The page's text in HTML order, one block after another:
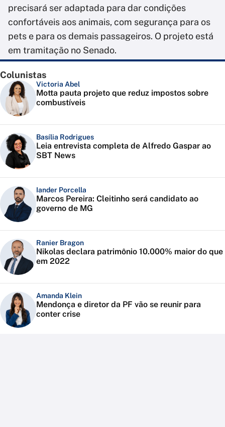
precisará ser adaptada para dar condições
confortáveis aos animais, com segurança para os
pets e para os demais passageiros. O projeto está
em tramitação no Senado.
Colunistas
Victoria Abel
Motta pauta projeto que reduz impostos sobre
combustíveis
Basília Rodrigues
Leia entrevista completa de Alfredo Gaspar ao
SBT News
Iander Porcella
Marcos Pereira: Cleitinho será candidato ao
governo de MG
Ranier Bragon
Nikolas declara patrimônio 10.000% maior do que
em 2022
Amanda Klein
Mendonça e diretor da PF vão se reunir para
conter crise